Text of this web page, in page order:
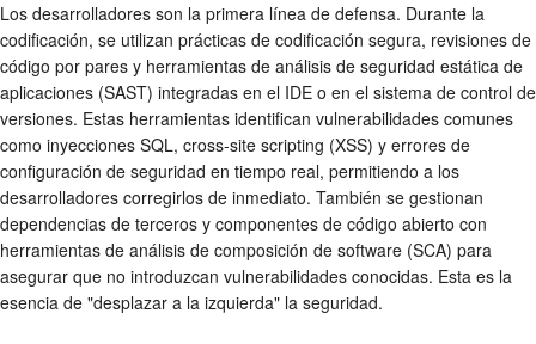
Los desarrolladores son la primera línea de defensa. Durante la
codificación, se utilizan prácticas de codificación segura, revisiones de
código por pares y herramientas de análisis de seguridad estática de
aplicaciones (SAST) integradas en el IDE o en el sistema de control de
versiones. Estas herramientas identifican vulnerabilidades comunes
como inyecciones SQL, cross-site scripting (XSS) y errores de
configuración de seguridad en tiempo real, permitiendo a los
desarrolladores corregirlos de inmediato. También se gestionan
dependencias de terceros y componentes de código abierto con
herramientas de análisis de composición de software (SCA) para
asegurar que no introduzcan vulnerabilidades conocidas. Esta es la
esencia de "desplazar a la izquierda" la seguridad.